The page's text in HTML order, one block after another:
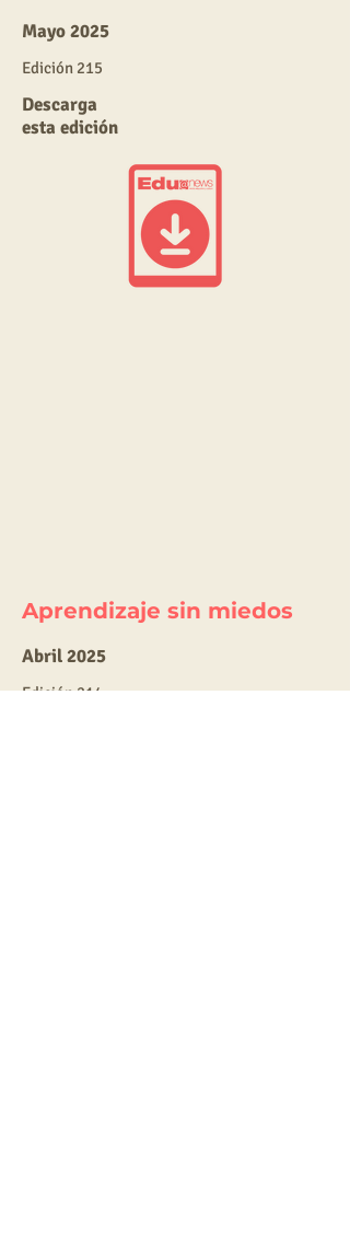
Mayo 2025
Edición 215
Descarga
esta edición
Aprendizaje sin miedos
Abril 2025
Edición 214